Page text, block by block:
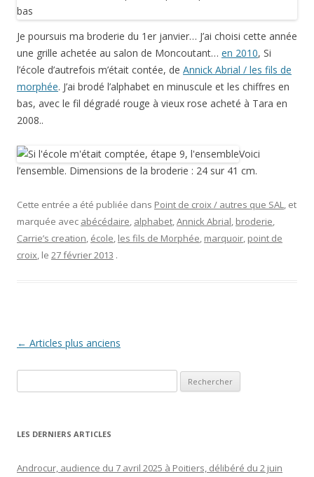
Je poursuis ma broderie du 1er janvier… J’ai choisi cette année
une grille achetée au salon de Moncoutant… en 2010, Si
l’école d’autrefois m’était contée, de Annick Abrial / les fils de
morphée. J’ai brodé l’alphabet en minuscule et les chiffres en
bas, avec le fil dégradé rouge à vieux rose acheté à Tara en
2008..
Voici
l’ensemble. Dimensions de la broderie : 24 sur 41 cm.
Cette entrée a été publiée dans Point de croix / autres que SAL, et
marquée avec abécédaire, alphabet,Annick Abrial, broderie,
Carrie’s creation, école, les fils de Morphée, marquoir, point de
croix, le 27 février 2013 .
Navigation
← Articles plus anciens
LES DERNIERS ARTICLES
Androcur, audience du 7 avril 2025 à Poitiers, délibéré du 2 juin